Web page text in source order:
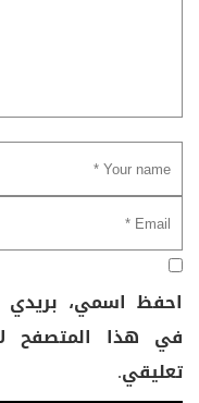
احفظ اسمي، بريدي
في هذا المتصفح
تعليقي.